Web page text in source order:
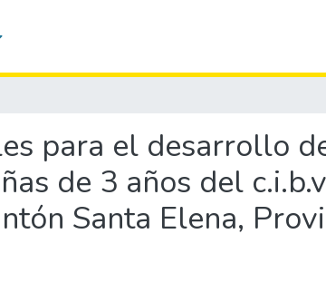
para el desarrollo
de 3 años del
Santa Elena,